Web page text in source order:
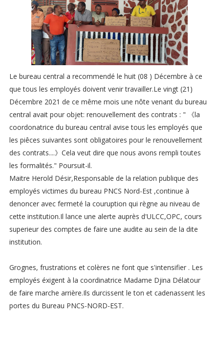
Le bureau central a recommendé le huit (08 ) Décembre à ce
que tous les employés doivent venir travailler.Le vingt (21)
Décembre 2021 de ce même mois une nôte venant du bureau
central avait pour objet: renouvellement des contrats : " 《la
coordonatrice du bureau central avise tous les employés que
les piêces suivantes sont obligatoires pour le renouvellement
des contrats....》Cela veut dire que nous avons rempli toutes
les formalités." Poursuit-il.
Maitre Herold Désir,Responsable de la relation publique des
employés victimes du bureau PNCS Nord-Est ,continue à
denoncer avec fermeté la couruption qui règne au niveau de
cette institution.Il lance une alerte auprès d'ULCC,OPC, cours
superieur des comptes de faire une audite au sein de la dite
institution.
Grognes, frustrations et colères ne font que s'intensifier . Les
employés éxigent à la coordinatrice Madame Djina Délatour
de faire marche arrière.Ils durcissent le ton et cadenassent les
portes du Bureau PNCS-NORD-EST.